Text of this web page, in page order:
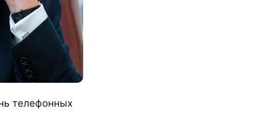
телефонных